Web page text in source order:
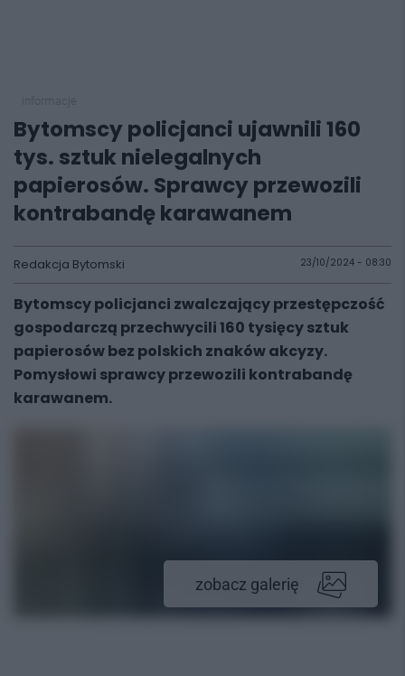
Bytomscy policjanci ujawnili 160
tys. sztuk nielegalnych
papierosów. Sprawcy przewozili
kontrabandę karawanem
Redakcja Bytomski 23/10/2024 - 08:30
Bytomscy policjanci zwalczający przestępczość
gospodarczą przechwycili 160 tysięcy sztuk
papierosów bez polskich znaków akcyzy.
Pomysłowi sprawcy przewozili kontrabandę
karawanem.
zobacz galerię